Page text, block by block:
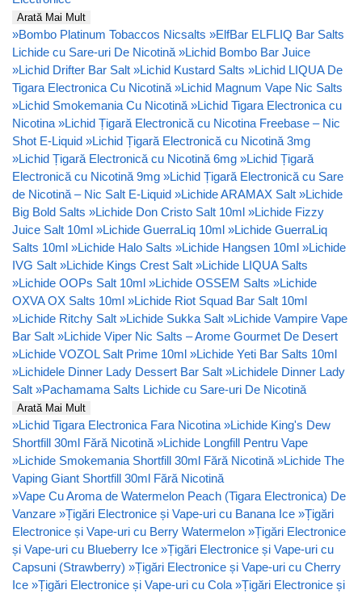
Arată Mai Mult
»Bombo Platinum Tobaccos Nicsalts »ElfBar ELFLIQ Bar Salts
Lichide cu Sare-uri De Nicotină »Lichid Bombo Bar Juice
»Lichid Drifter Bar Salt »Lichid Kustard Salts »Lichid LIQUA De
Tigara Electronica Cu Nicotină »Lichid Magnum Vape Nic Salts
»Lichid Smokemania Cu Nicotină »Lichid Tigara Electronica cu
Nicotina »Lichid Țigară Electronică cu Nicotina Freebase – Nic
Shot E-Liquid »Lichid Țigară Electronică cu Nicotină 3mg
»Lichid Țigară Electronică cu Nicotină 6mg »Lichid Țigară
Electronică cu Nicotină 9mg »Lichid Țigară Electronică cu Sare
de Nicotină – Nic Salt E-Liquid »Lichide ARAMAX Salt »Lichide
Big Bold Salts »Lichide Don Cristo Salt 10ml »Lichide Fizzy
Juice Salt 10ml »Lichide GuerraLiq 10ml »Lichide GuerraLiq
Salts 10ml »Lichide Halo Salts »Lichide Hangsen 10ml »Lichide
IVG Salt »Lichide Kings Crest Salt »Lichide LIQUA Salts
»Lichide OOPs Salt 10ml »Lichide OSSEM Salts »Lichide
OXVA OX Salts 10ml »Lichide Riot Squad Bar Salt 10ml
»Lichide Ritchy Salt »Lichide Sukka Salt »Lichide Vampire Vape
Bar Salt »Lichide Viper Nic Salts – Arome Gourmet De Desert
»Lichide VOZOL Salt Prime 10ml »Lichide Yeti Bar Salts 10ml
»Lichidele Dinner Lady Dessert Bar Salt »Lichidele Dinner Lady
Salt »Pachamama Salts Lichide cu Sare-uri De Nicotină
Arată Mai Mult
»Lichid Tigara Electronica Fara Nicotina »Lichide King's Dew
Shortfill 30ml Fără Nicotină »Lichide Longfill Pentru Vape
»Lichide Smokemania Shortfill 30ml Fără Nicotină »Lichide The
Vaping Giant Shortfill 30ml Fără Nicotină
»Vape Cu Aroma de Watermelon Peach (Tigara Electronica) De
Vanzare »Țigări Electronice și Vape-uri cu Banana Ice »Țigări
Electronice și Vape-uri cu Berry Watermelon »Țigări Electronice
și Vape-uri cu Blueberry Ice »Țigări Electronice și Vape-uri cu
Capsuni (Strawberry) »Țigări Electronice și Vape-uri cu Cherry
Ice »Țigări Electronice și Vape-uri cu Cola »Țigări Electronice și